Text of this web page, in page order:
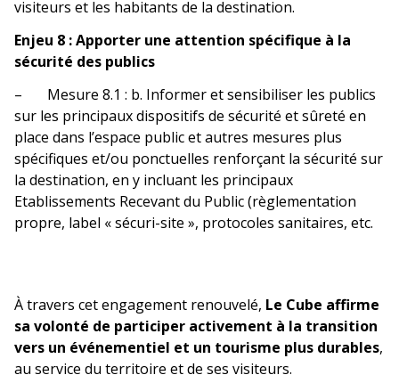
visiteurs et les habitants de la destination.
Enjeu 8 : Apporter une attention spécifique à la
sécurité des publics
– Mesure 8.1 : b. Informer et sensibiliser les publics
sur les principaux dispositifs de sécurité et sûreté en
place dans l’espace public et autres mesures plus
spécifiques et/ou ponctuelles renforçant la sécurité sur
la destination, en y incluant les principaux
Etablissements Recevant du Public (règlementation
propre, label « sécuri-site », protocoles sanitaires, etc.
À travers cet engagement renouvelé, Le Cube affirme
sa volonté de participer activement à la transition
vers un événementiel et un tourisme plus durables,
au service du territoire et de ses visiteurs.